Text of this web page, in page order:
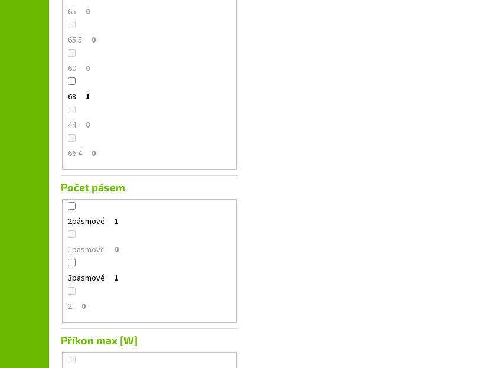
65 0
65.5 0
60 0
68 1
44 0
66.4 0
Počet pásem
2pásmové 1
1pásmové 0
3pásmové 1
2 0
Příkon max [W]